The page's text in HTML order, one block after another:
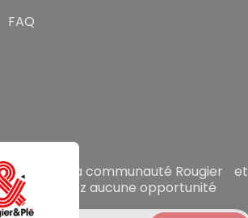
FAQ
Rejoignez la communauté Rougier et
ne manquez aucune opportunité